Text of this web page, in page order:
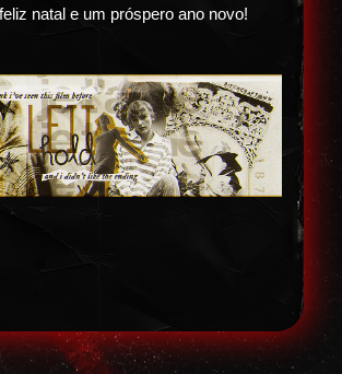
natal e um próspero ano novo!